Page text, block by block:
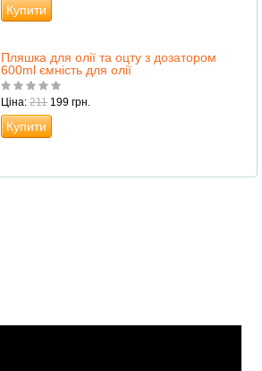
Купити
Пляшка для олії та оцту з дозатором
600ml ємність для олії
Ціна: 211 199 грн.
Купити